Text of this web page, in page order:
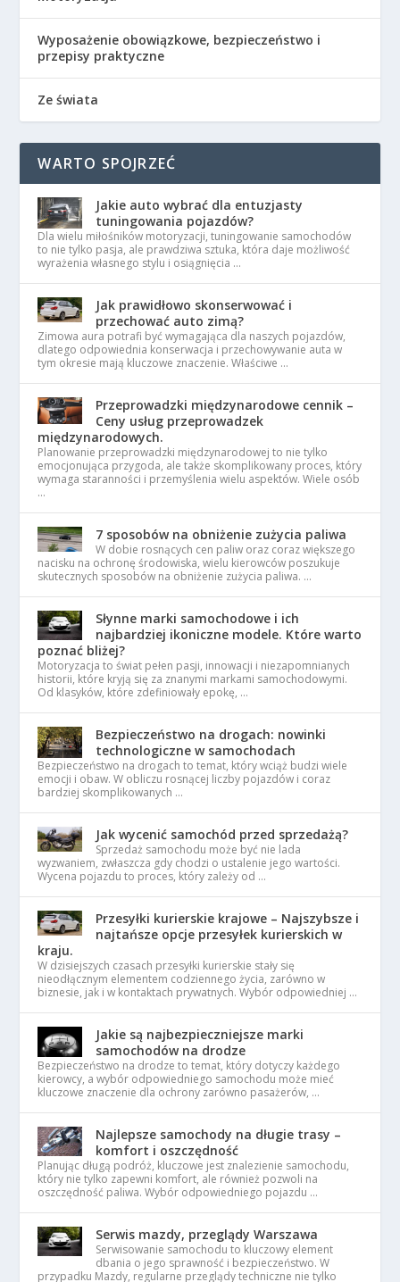
Wyposażenie obowiązkowe, bezpieczeństwo i
przepisy praktyczne
Ze świata
WARTO SPOJRZEĆ
Jakie auto wybrać dla entuzjasty
tuningowania pojazdów?
Dla wielu miłośników motoryzacji, tuningowanie samochodów
to nie tylko pasja, ale prawdziwa sztuka, która daje możliwość
wyrażenia własnego stylu i osiągnięcia …
Jak prawidłowo skonserwować i
przechować auto zimą?
Zimowa aura potrafi być wymagająca dla naszych pojazdów,
dlatego odpowiednia konserwacja i przechowywanie auta w
tym okresie mają kluczowe znaczenie. Właściwe …
Przeprowadzki międzynarodowe cennik –
Ceny usług przeprowadzek
międzynarodowych.
Planowanie przeprowadzki międzynarodowej to nie tylko
emocjonująca przygoda, ale także skomplikowany proces, który
wymaga staranności i przemyślenia wielu aspektów. Wiele osób
…
7 sposobów na obniżenie zużycia paliwa
W dobie rosnących cen paliw oraz coraz większego
nacisku na ochronę środowiska, wielu kierowców poszukuje
skutecznych sposobów na obniżenie zużycia paliwa. …
Słynne marki samochodowe i ich
najbardziej ikoniczne modele. Które warto
poznać bliżej?
Motoryzacja to świat pełen pasji, innowacji i niezapomnianych
historii, które kryją się za znanymi markami samochodowymi.
Od klasyków, które zdefiniowały epokę, …
Bezpieczeństwo na drogach: nowinki
technologiczne w samochodach
Bezpieczeństwo na drogach to temat, który wciąż budzi wiele
emocji i obaw. W obliczu rosnącej liczby pojazdów i coraz
bardziej skomplikowanych …
Jak wycenić samochód przed sprzedażą?
Sprzedaż samochodu może być nie lada
wyzwaniem, zwłaszcza gdy chodzi o ustalenie jego wartości.
Wycena pojazdu to proces, który zależy od …
Przesyłki kurierskie krajowe – Najszybsze i
najtańsze opcje przesyłek kurierskich w
kraju.
W dzisiejszych czasach przesyłki kurierskie stały się
nieodłącznym elementem codziennego życia, zarówno w
biznesie, jak i w kontaktach prywatnych. Wybór odpowiedniej …
Jakie są najbezpieczniejsze marki
samochodów na drodze
Bezpieczeństwo na drodze to temat, który dotyczy każdego
kierowcy, a wybór odpowiedniego samochodu może mieć
kluczowe znaczenie dla ochrony zarówno pasażerów, …
Najlepsze samochody na długie trasy –
komfort i oszczędność
Planując długą podróż, kluczowe jest znalezienie samochodu,
który nie tylko zapewni komfort, ale również pozwoli na
oszczędność paliwa. Wybór odpowiedniego pojazdu …
Serwis mazdy, przeglądy Warszawa
Serwisowanie samochodu to kluczowy element
dbania o jego sprawność i bezpieczeństwo. W
przypadku Mazdy, regularne przeglądy techniczne nie tylko